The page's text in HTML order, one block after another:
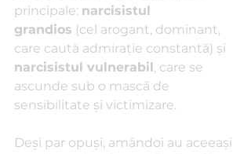
principale: narcisistul
grandios (cel arogant, dominant,
care caută admirație constantă) și
narcisistul vulnerabil, care se
ascunde sub o mască de
sensibilitate și victimizare.
Deși par opuși, amândoi au aceeași